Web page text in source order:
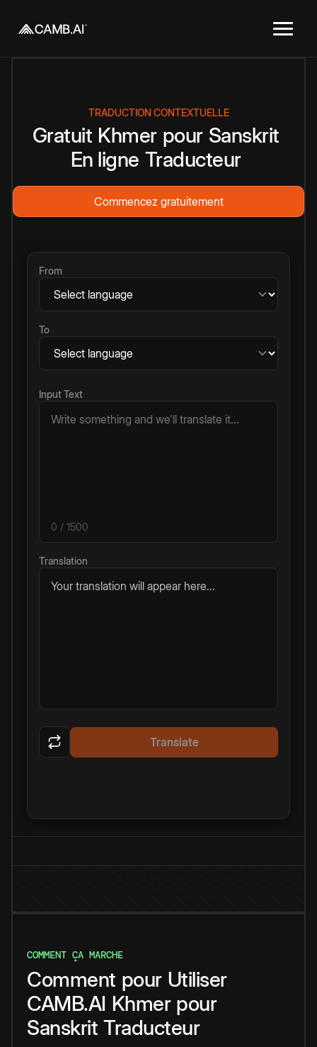
TRADUCTION CONTEXTUELLE
Gratuit Khmer pour Sanskrit
En ligne Traducteur
Commencez gratuitement
From
To
Input Text
0 / 1500
Translation
Your translation will appear here...
Translate
COMMENT ÇA MARCHE
Comment pour Utiliser
CAMB.AI Khmer pour
Sanskrit Traducteur